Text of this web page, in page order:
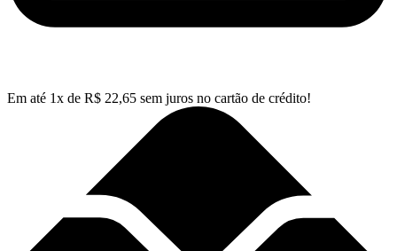
Em até 1x de R$ 22,65 sem juros no cartão de crédito!